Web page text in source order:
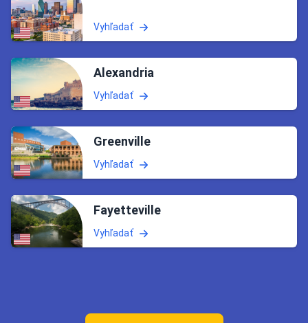
Vyhľadať
Alexandria
Vyhľadať
Greenville
Vyhľadať
Fayetteville
Vyhľadať